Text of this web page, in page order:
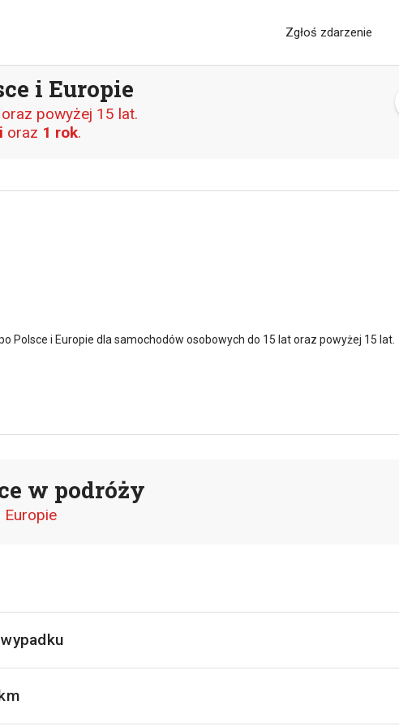
Zgłoś zdarzenie
i Europie
powyżej 15 lat.
oraz 1 rok.
Polsce i Europie dla samochodów osobowych do 15 lat oraz powyżej 15 lat.
w podróży